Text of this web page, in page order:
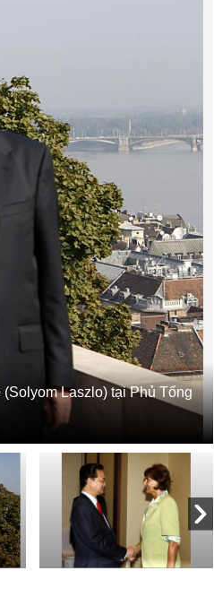
Laszlo) tại Phủ Tổng